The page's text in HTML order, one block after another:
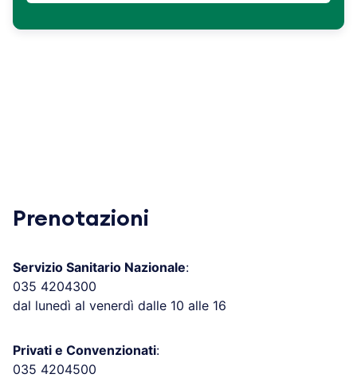
Prenotazioni
Servizio Sanitario Nazionale:
035 4204300
dal lunedì al venerdì dalle 10 alle 16
Privati e Convenzionati:
035 4204500